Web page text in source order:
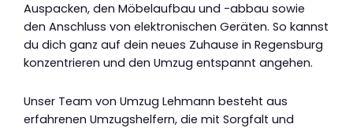
Auspacken, den Möbelaufbau und -abbau sowie
den Anschluss von elektronischen Geräten. So kannst
du dich ganz auf dein neues Zuhause in Regensburg
konzentrieren und den Umzug entspannt angehen.
Unser Team von Umzug Lehmann besteht aus
erfahrenen Umzugshelfern, die mit Sorgfalt und